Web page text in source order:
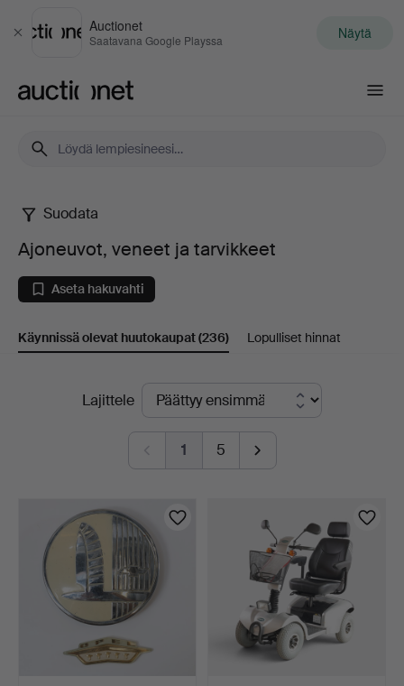
Sulje
Auctionet
Saatavana Google Playssa Näytä
Ajoneuvot,
veneet
ja
tarvikkeet
Suodata
Ajoneuvot, veneet ja tarvikkeet
Aseta hakuvahti
Käynnissä olevat huutokaupat(236) Lopulliset hinnat
Käynnissä
huutokaupat
Lajittele
1 5